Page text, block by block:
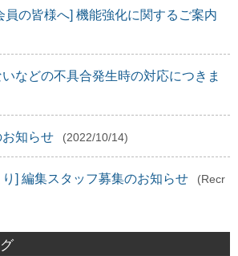
員の皆様へ] 機能強化に関するご案内
などの不具合発生時の対応につきま
知らせ (2022/10/14)
] 編集スタッフ募集のお知らせ
(Recr